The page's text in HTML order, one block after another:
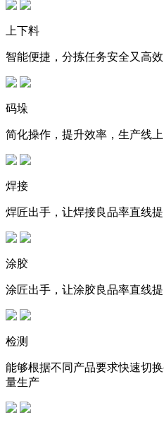
上下料
智能便捷，分拣任务安全又高效
码垛
简化操作，提升效率，生产线
焊接
焊匠出手，让焊接良品率直线
涂胶
涂匠出手，让涂胶良品率直线
检测
能够根据不同产品要求快速切
量生产